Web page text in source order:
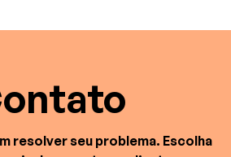
resolver seu problema. Escolha